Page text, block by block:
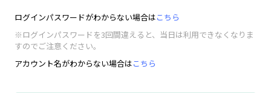
ログインパスワードがわからない場合はこちら
※ログインパスワードを3回間違えると、当日は利用できなくなりま
すのでご注意ください。
アカウント名がわからない場合はこちら